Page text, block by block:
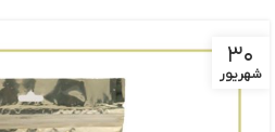
۳۰
شهریور